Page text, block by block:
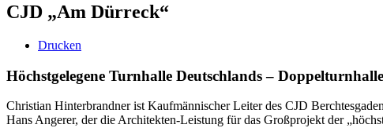
CJD „Am Dürreck“
Drucken
Höchstgelegene Turnhalle Deutschlands –
Christian Hinterbrandner ist Kaufmännischer Leiter des CJD
Hans Angerer, der die Architekten-Leistung für das Großprojekt der